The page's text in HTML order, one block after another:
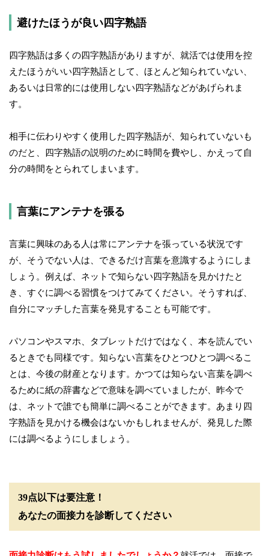
避けたほうが良い四字熟語
四字熟語は多くの四字熟語がありますが、就活では使用を控
えたほうがいい四字熟語として、ほとんど知られていない、
あるいは日常的には使用しない四字熟語などがあげられま
す。
相手に伝わりやすく使用した四字熟語が、知られていないも
のだと、四字熟語の説明のために時間を費やし、かえって自
分の時間をとられてしまいます。
言葉にアンテナを張る
言葉に興味のある人は常にアンテナを張っている状況です
が、そうでない人は、できるだけ言葉を意識するようにしま
しょう。例えば、ネットで知らない四字熟語を見かけたと
き、すぐに調べる習慣をつけてみてください。そうすれば、
自分にマッチした言葉を発見することも可能です。
パソコンやスマホ、タブレットだけではなく、本を読んでい
るときでも同様です。知らない言葉をひとつひとつ調べるこ
とは、今後の財産となります。かつては知らない言葉を調べ
るために紙の辞書などで意味を調べていましたが、昨今で
は、ネットで誰でも簡単に調べることができます。あまり四
字熟語を見かける機会はないかもしれませんが、発見した際
には調べるようにしましょう。
39点以下は要注意！
あなたの面接力を診断してください